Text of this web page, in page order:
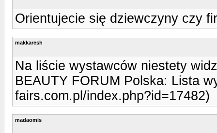
Orientujecie się dziewczyny czy
makkaresh
Na liście wystawców niestety
BEAUTY FORUM Polska: Lista
fairs.com.pl/index.php?id=17482)
madaomis